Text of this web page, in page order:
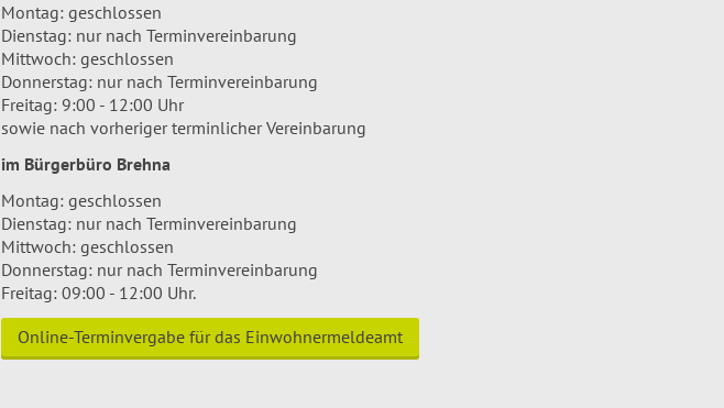
Montag: geschlossen
Dienstag: nur nach Terminvereinbarung
Mittwoch: geschlossen
Donnerstag: nur nach Terminvereinbarung
Freitag: 9:00 - 12:00 Uhr
sowie nach vorheriger terminlicher Vereinbarung
im Bürgerbüro Brehna
Montag: geschlossen
Dienstag: nur nach Terminvereinbarung
Mittwoch: geschlossen
Donnerstag: nur nach Terminvereinbarung
Freitag: 09:00 - 12:00 Uhr.
Online-Terminvergabe für das Einwohnermeldeamt